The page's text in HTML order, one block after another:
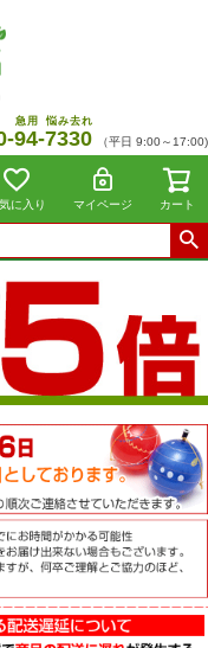
94
急用
-7330
悩み去れ
（平日 9:00～17:00)
に入り マイページ カート